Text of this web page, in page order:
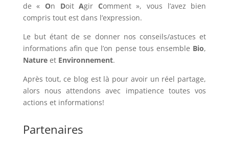
de « On DoitAgir Comment », vous l’avez bien
compris tout est dans l’expression.
Le but étant de se donner nos conseils/astuces et
informations afin que l’on pense tous ensemble Bio,
Natureet Environnement.
Après tout, ce blog est là pour avoir un réel partage,
alors nous attendons avec impatience toutes vos
actions et informations!
Partenaires